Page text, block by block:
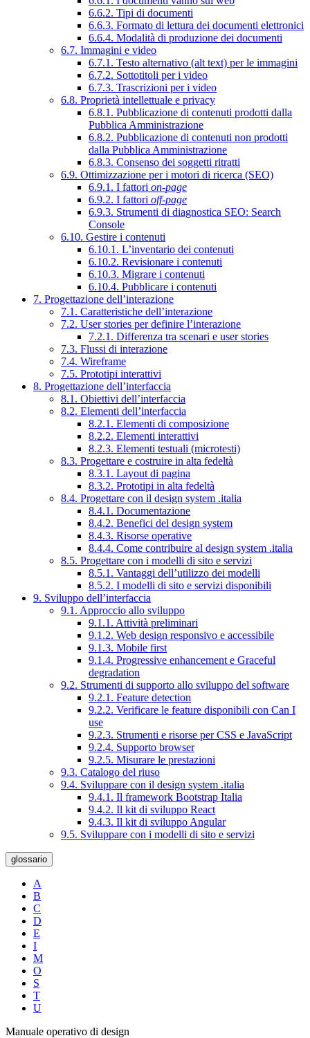
6.6.2. Tipi di documenti
6.6.3. Formato di lettura dei documenti elettronici
6.6.4. Modalità di produzione dei documenti
6.7. Immagini e video
6.7.1. Testo alternativo (alt text) per le immagini
6.7.2. Sottotitoli per i video
6.7.3. Trascrizioni per i video
6.8. Proprietà intellettuale e privacy
6.8.1. Pubblicazione di contenuti prodotti dalla
Pubblica Amministrazione
6.8.2. Pubblicazione di contenuti non prodotti
dalla Pubblica Amministrazione
6.8.3. Consenso dei soggetti ritratti
6.9. Ottimizzazione per i motori di ricerca (SEO)
6.9.1. I fattori on-page
6.9.2. I fattori off-page
6.9.3. Strumenti di diagnostica SEO: Search
Console
6.10. Gestire i contenuti
6.10.1. L’inventario dei contenuti
6.10.2. Revisionare i contenuti
6.10.3. Migrare i contenuti
6.10.4. Pubblicare i contenuti
7. Progettazione dell’interazione
7.1. Caratteristiche dell’interazione
7.2. User stories per definire l’interazione
7.2.1. Differenza tra scenari e user stories
7.3. Flussi di interazione
7.4. Wireframe
7.5. Prototipi interattivi
8. Progettazione dell’interfaccia
8.1. Obiettivi dell’interfaccia
8.2. Elementi dell’interfaccia
8.2.1. Elementi di composizione
8.2.2. Elementi interattivi
8.2.3. Elementi testuali (microtesti)
8.3. Progettare e costruire in alta fedeltà
8.3.1. Layout di pagina
8.3.2. Prototipi in alta fedeltà
8.4. Progettare con il design system .italia
8.4.1. Documentazione
8.4.2. Benefici del design system
8.4.3. Risorse operative
8.4.4. Come contribuire al design system .italia
8.5. Progettare con i modelli di sito e servizi
8.5.1. Vantaggi dell’utilizzo dei modelli
8.5.2. I modelli di sito e servizi disponibili
9. Sviluppo dell’interfaccia
9.1. Approccio allo sviluppo
9.1.1. Attività preliminari
9.1.2. Web design responsivo e accessibile
9.1.3. Mobile first
9.1.4. Progressive enhancement e Graceful
degradation
9.2. Strumenti di supporto allo sviluppo del software
9.2.1. Feature detection
9.2.2. Verificare le feature disponibili con Can I
use
9.2.3. Strumenti e risorse per CSS e JavaScript
9.2.4. Supporto browser
9.2.5. Misurare le prestazioni
9.3. Catalogo del riuso
9.4. Sviluppare con il design system .italia
9.4.1. Il framework Bootstrap Italia
9.4.2. Il kit di sviluppo React
9.4.3. Il kit di sviluppo Angular
9.5. Sviluppare con i modelli di sito e servizi
glossario
A
B
C
D
E
I
M
O
S
T
U
Manuale operativo di design